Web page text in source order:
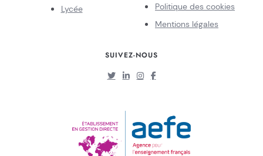
Lycée
Politique des cookies
Mentions légales
SUIVEZ-NOUS